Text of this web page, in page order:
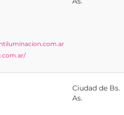
Ciudad de Bs.
As.